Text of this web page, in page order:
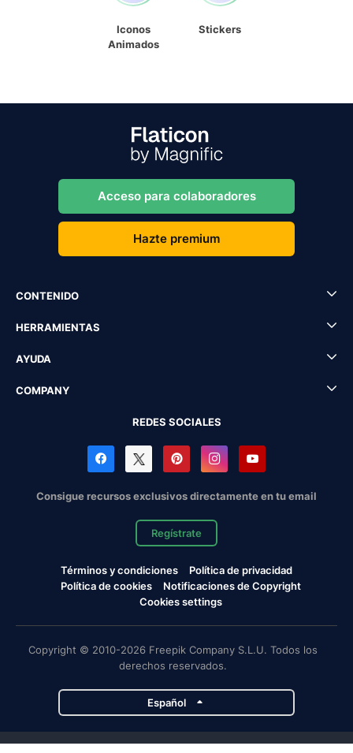
Iconos
Animados
Stickers
Acceso para colaboradores
Hazte premium
CONTENIDO
HERRAMIENTAS
AYUDA
COMPANY
REDES SOCIALES
Consigue recursos exclusivos directamente en tu email
Regístrate
Términos y condiciones
Política de privacidad
Política de cookies
Notificaciones de Copyright
Cookies settings
Copyright © 2010-2026 Freepik Company S.L.U. Todos los
derechos reservados.
Español